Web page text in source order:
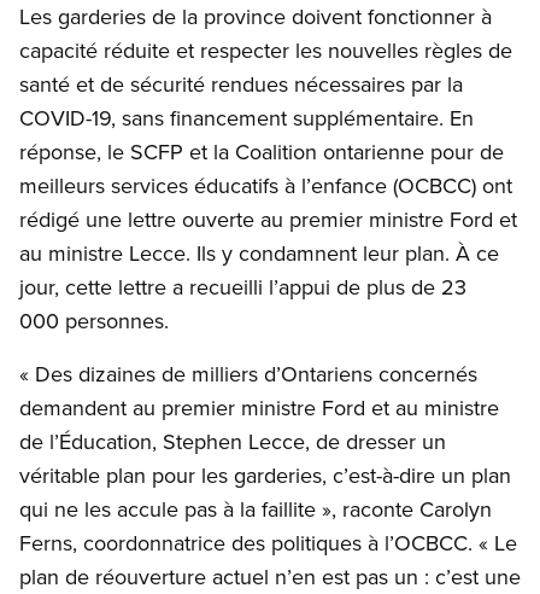
Les garderies de la province doivent fonctionner à
capacité réduite et respecter les nouvelles règles de
santé et de sécurité rendues nécessaires par la
COVID-19, sans financement supplémentaire. En
réponse, le SCFP et la Coalition ontarienne pour de
meilleurs services éducatifs à l’enfance (OCBCC) ont
rédigé une lettre ouverte au premier ministre Ford et
au ministre Lecce. Ils y condamnent leur plan. À ce
jour, cette lettre a recueilli l’appui de plus de 23
000 personnes.
« Des dizaines de milliers d’Ontariens concernés
demandent au premier ministre Ford et au ministre
de l’Éducation, Stephen Lecce, de dresser un
véritable plan pour les garderies, c’est-à-dire un plan
qui ne les accule pas à la faillite », raconte Carolyn
Ferns, coordonnatrice des politiques à l’OCBCC. « Le
plan de réouverture actuel n’en est pas un : c’est une